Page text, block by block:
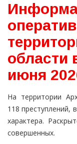
области
июня
На территории
118 преступлений,
характера.
совершенных.